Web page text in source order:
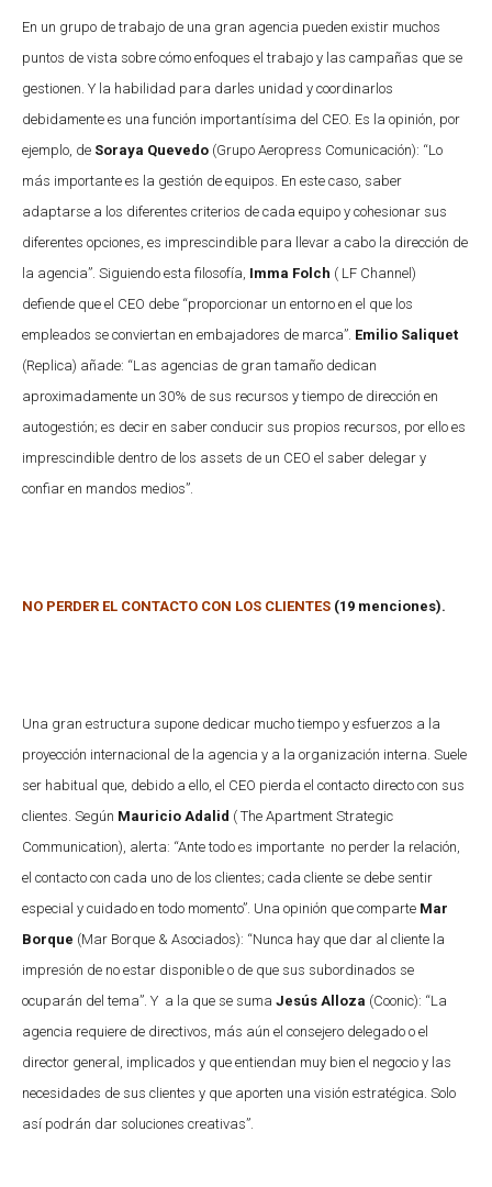
En un grupo de trabajo de una gran agencia pueden existir muchos
puntos de vista sobre cómo enfoques el trabajo y las campañas que se
gestionen. Y la habilidad para darles unidad y coordinarlos
debidamente es una función importantísima del CEO. Es la opinión, por
ejemplo, de Soraya Quevedo (Grupo Aeropress Comunicación): “Lo
más importante es la gestión de equipos. En este caso, saber
adaptarse a los diferentes criterios de cada equipo y cohesionar sus
diferentes opciones, es imprescindible para llevar a cabo la dirección de
la agencia”. Siguiendo esta filosofía, Imma Folch ( LF Channel)
defiende que el CEO debe “proporcionar un entorno en el que los
empleados se conviertan en embajadores de marca”. Emilio Saliquet
(Replica) añade: “Las agencias de gran tamaño dedican
aproximadamente un 30% de sus recursos y tiempo de dirección en
autogestión; es decir en saber conducir sus propios recursos, por ello es
imprescindible dentro de los assets de un CEO el saber delegar y
confiar en mandos medios”.
NO PERDER EL CONTACTO CON LOS CLIENTES (19 menciones).
Una gran estructura supone dedicar mucho tiempo y esfuerzos a la
proyección internacional de la agencia y a la organización interna. Suele
ser habitual que, debido a ello, el CEO pierda el contacto directo con sus
clientes. Según Mauricio Adalid ( The Apartment Strategic
Communication), alerta: “Ante todo es importante no perder la relación,
el contacto con cada uno de los clientes; cada cliente se debe sentir
especial y cuidado en todo momento”. Una opinión que comparte Mar
Borque (Mar Borque & Asociados): “Nunca hay que dar al cliente la
impresión de no estar disponible o de que sus subordinados se
ocuparán del tema”. Y a la que se suma Jesús Alloza (Coonic): “La
agencia requiere de directivos, más aún el consejero delegado o el
director general, implicados y que entiendan muy bien el negocio y las
necesidades de sus clientes y que aporten una visión estratégica. Solo
así podrán dar soluciones creativas”.